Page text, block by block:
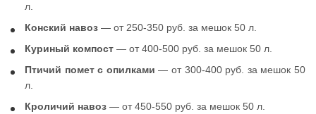
л.
Конский навоз — от 250-350 руб. за мешок 50 л.
Куриный компост — от 400-500 руб. за мешок 50 л.
Птичий помет с опилками — от 300-400 руб. за мешок 50
л.
Кроличий навоз — от 450-550 руб. за мешок 50 л.